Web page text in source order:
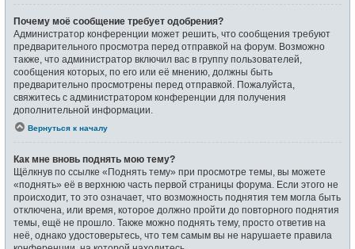
Почему моё сообщение требует одобрения?
Администратор конференции может решить, что сообщения требуют
предварительного просмотра перед отправкой на форум. Возможно
также, что администратор включил вас в группу пользователей,
сообщения которых, по его или её мнению, должны быть
предварительно просмотрены перед отправкой. Пожалуйста,
свяжитесь с администратором конференции для получения
дополнительной информации.
Вернуться к началу
Как мне вновь поднять мою тему?
Щёлкнув по ссылке «Поднять тему» при просмотре темы, вы можете
«поднять» её в верхнюю часть первой страницы форума. Если этого не
происходит, то это означает, что возможность поднятия тем могла быть
отключена, или время, которое должно пройти до повторного поднятия
темы, ещё не прошло. Также можно поднять тему, просто ответив на
неё, однако удостоверьтесь, что тем самым вы не нарушаете правила